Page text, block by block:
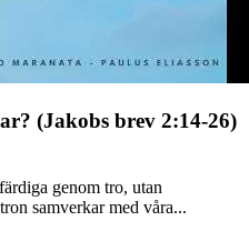
(Jakobs brev 2:14-26)
genom tro, utan
samverkar med våra...